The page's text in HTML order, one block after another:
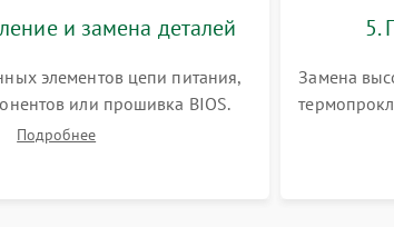
и замена деталей
элементов цепи питания,
или прошивка BIOS.
матрицы, замена
Подробнее
5.
Замена